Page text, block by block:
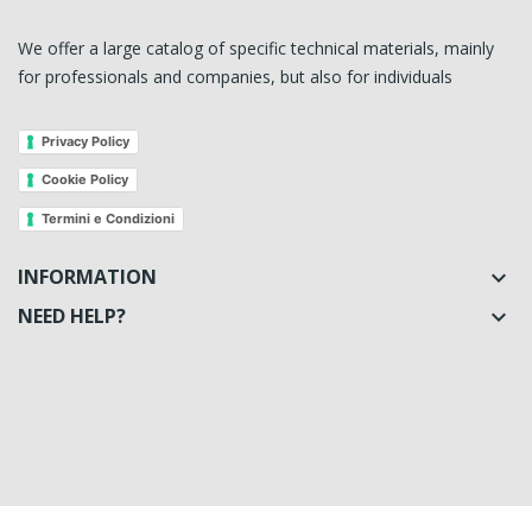
We offer a large catalog of specific technical materials, mainly
for professionals and companies, but also for individuals
Privacy Policy
Cookie Policy
Termini e Condizioni
INFORMATION 
NEED HELP? 